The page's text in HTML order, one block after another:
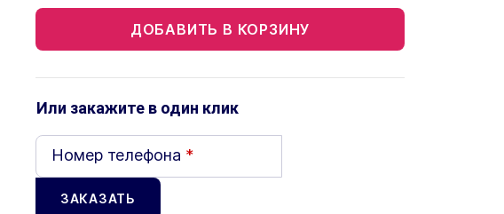
ДОБАВИТЬ В КОРЗИНУ
Или закажите в один клик
Номер телефона *